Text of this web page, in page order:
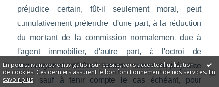
En poursuivant votre navigation sur ce site, vous acceptez l'utilisation
de cookies. Ces derniers assurent le bon fonctionnement de nos services. En
savoir plus.
préjudice certain, fût-il seulement moral, peut
cumulativement prétendre, d'une part, à la réduction
du montant de la commission normalement due à
l'agent immobilier, d'autre part, à l'octroi de
dommages et intérêts à l'exacte mesure du préjudice
subi, sauf à tenir compte le cas échéant, pour